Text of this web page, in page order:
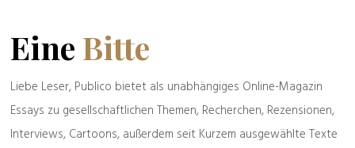
Eine Bitte
Liebe Leser, Publico bietet als unabhängiges Online-Magazin
Essays zu gesellschaftlichen Themen, Recherchen, Rezensionen,
Interviews, Cartoons, außerdem seit Kurzem ausgewählte Texte